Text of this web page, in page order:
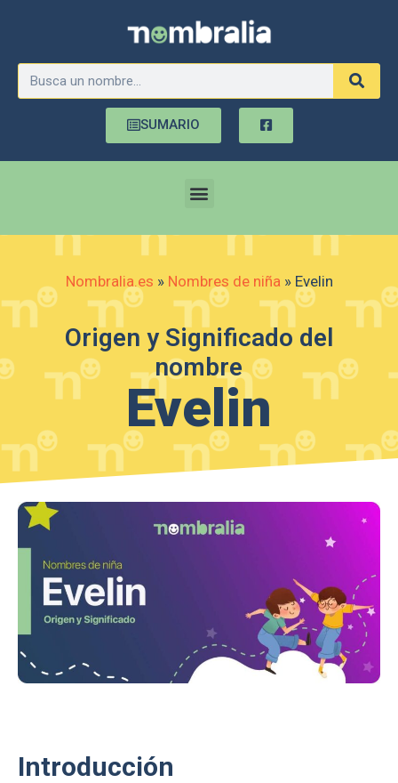
SUMARIO
Nombralia.es » Nombres de niña » Evelin
Origen y Significado del
nombre
Evelin
Introducción